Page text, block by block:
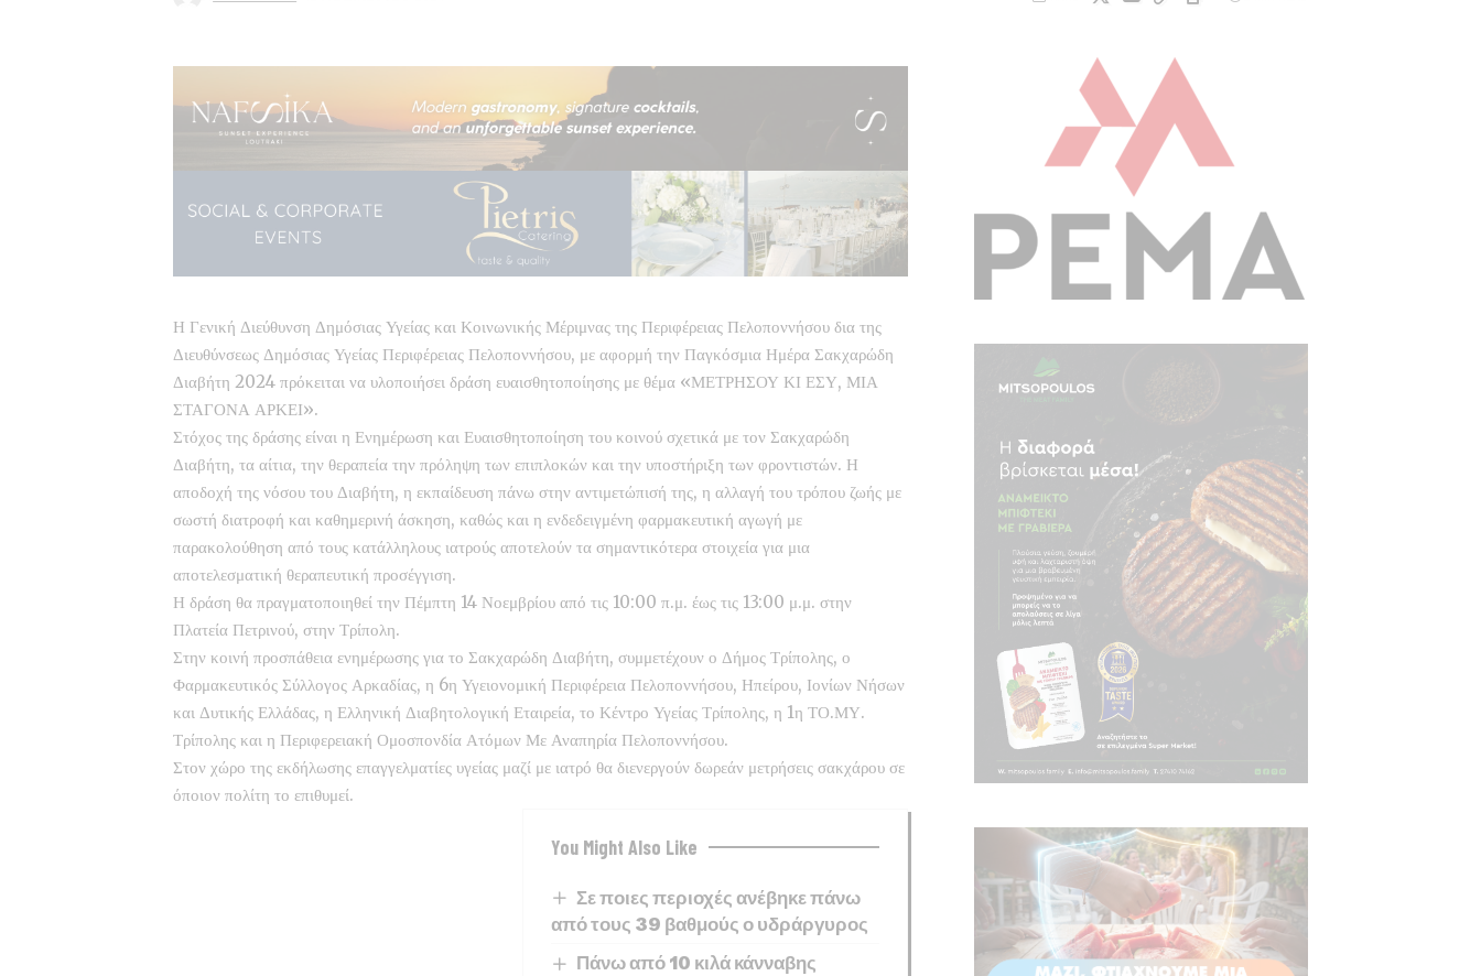
Η Γενική Διεύθυνση Δημόσιας Υγείας και Κοινωνικής Μέριμνας της Περιφέρειας Πελοποννήσου δια της
Διευθύνσεως Δημόσιας Υγείας Περιφέρειας Πελοποννήσου, με αφορμή την Παγκόσμια Ημέρα Σακχαρώδη
Διαβήτη 2024 πρόκειται να υλοποιήσει δράση ευαισθητοποίησης με θέμα «ΜΕΤΡΗΣΟΥ ΚΙ ΕΣΥ, ΜΙΑ
ΣΤΑΓΟΝΑ ΑΡΚΕΙ».
Στόχος της δράσης είναι η Ενημέρωση και Ευαισθητοποίηση του κοινού σχετικά με τον Σακχαρώδη
Διαβήτη, τα αίτια, την θεραπεία την πρόληψη των επιπλοκών και την υποστήριξη των φροντιστών. Η
αποδοχή της νόσου του Διαβήτη, η εκπαίδευση πάνω στην αντιμετώπισή της, η αλλαγή του τρόπου ζωής με
σωστή διατροφή και καθημερινή άσκηση, καθώς και η ενδεδειγμένη φαρμακευτική αγωγή με
παρακολούθηση από τους κατάλληλους ιατρούς αποτελούν τα σημαντικότερα στοιχεία για μια
αποτελεσματική θεραπευτική προσέγγιση.
Η δράση θα πραγματοποιηθεί την Πέμπτη 14 Νοεμβρίου από τις 10:00 π.μ. έως τις 13:00 μ.μ. στην
Πλατεία Πετρινού, στην Τρίπολη.
Στην κοινή προσπάθεια ενημέρωσης για το Σακχαρώδη Διαβήτη, συμμετέχουν ο Δήμος Τρίπολης, ο
Φαρμακευτικός Σύλλογος Αρκαδίας, η 6η Υγειονομική Περιφέρεια Πελοποννήσου, Ηπείρου, Ιονίων Νήσων
και Δυτικής Ελλάδας, η Ελληνική Διαβητολογική Εταιρεία, το Κέντρο Υγείας Τρίπολης, η 1η ΤΟ.ΜΥ.
Τρίπολης και η Περιφερειακή Ομοσπονδία Ατόμων Με Αναπηρία Πελοποννήσου.
Στον χώρο της εκδήλωσης επαγγελματίες υγείας μαζί με ιατρό θα διενεργούν δωρεάν μετρήσεις σακχάρου σε
όποιον πολίτη το επιθυμεί.
You Might Also Like
Σε ποιες περιοχές ανέβηκε πάνω
από τους 39 βαθμούς ο υδράργυρος
Πάνω από 10 κιλά κάνναβης